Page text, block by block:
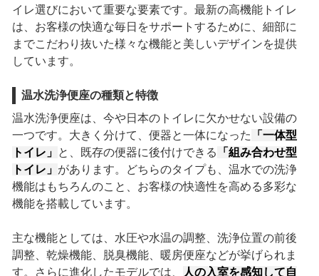
イレ選びにおいて重要な要素です。最新の高機能トイレ
は、お客様の快適な毎日をサポートするために、細部に
までこだわり抜いた様々な機能と美しいデザインを提供
しています。
温水洗浄便座の種類と特徴
温水洗浄便座は、今や日本のトイレに欠かせない設備の
一つです。大きく分けて、便器と一体になった
「一体型
トイレ」 と、既存の便器に後付けできる
「組み合わせ型
トイレ」 があります。どちらのタイプも、温水での洗浄
機能はもちろんのこと、お客様の快適性を高める多彩な
機能を搭載しています。
主な機能としては、水圧や水温の調整、洗浄位置の前後
調整、乾燥機能、脱臭機能、暖房便座などが挙げられま
す。さらに進化したモデルでは、
人の入室を感知して自